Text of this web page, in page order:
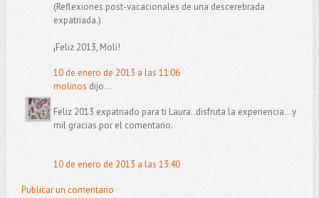
(Reflexiones post-vacacionales de una descerebrada
expatriada.)
¡Feliz 2013, Moli!
10 de enero de 2013 a las 11:06
molinos dijo...
Feliz 2013 expatriado para ti Laura..disfruta la experiencia...y
mil gracias por el comentario.
10 de enero de 2013 a las 13:40
Publicar un comentario